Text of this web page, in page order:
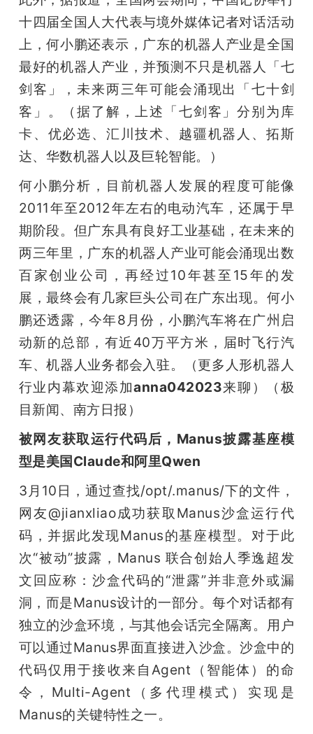
十四届全国人大代表与境外媒体记者对话活动
上，何小鹏还表示，广东的机器人产业是全国
最好的机器人产业，并预测不只是机器人「七
剑客」，未来两三年可能会涌现出「七十剑
客」。（据了解，上述「七剑客」分别为库
卡、优必选、汇川技术、越疆机器人、拓斯
达、华数机器人以及巨轮智能。）
何小鹏分析，目前机器人发展的程度可能像
2011年至2012年左右的电动汽车，还属于早
期阶段。但广东具有良好工业基础，在未来的
两三年里，广东的机器人产业可能会涌现出数
百家创业公司，再经过10年甚至15年的发
展，最终会有几家巨头公司在广东出现。何小
鹏还透露，今年8月份，小鹏汽车将在广州启
动新的总部，有近40万平方米，届时飞行汽
车、机器人业务都会入驻。（更多人形机器人
行业内幕欢迎添加anna042023来聊）（极
目新闻、南方日报）
被网友获取运行代码后，Manus披露基座模
型是美国Claude和阿里Qwen
3月10日，通过查找/opt/.manus/下的文件，
网友@jianxliao成功获取Manus沙盒运行代
码，并据此发现Manus的基座模型。对于此
次“被动”披露，Manus 联合创始人季逸超发
文回应称：沙盒代码的“泄露”并非意外或漏
洞，而是Manus设计的一部分。每个对话都有
独立的沙盒环境，与其他会话完全隔离。用户
可以通过Manus界面直接进入沙盒。沙盒中的
代码仅用于接收来自Agent（智能体）的命
令，Multi-Agent（多代理模式）实现是
Manus的关键特性之一。